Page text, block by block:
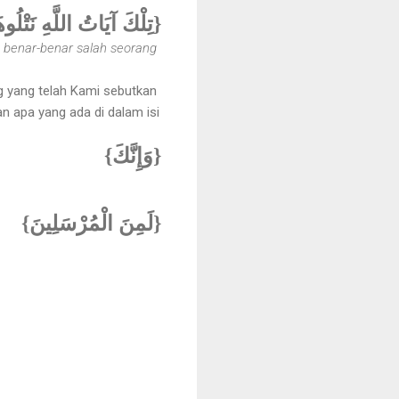
{تِلْكَ آيَاتُ اللَّهِ
benar salah seorang
telah Kami sebutkan
apa yang ada di dalam isi
{وَإِنَّكَ}
{لَمِنَ الْمُرْسَلِينَ}